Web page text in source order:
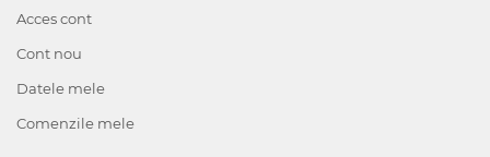
Acces cont
Cont nou
Datele mele
Comenzile mele